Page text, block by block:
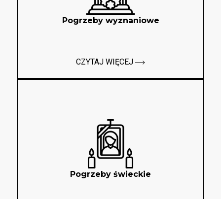
Pogrzeby wyznaniowe
CZYTAJ WIĘCEJ
Pogrzeby świeckie